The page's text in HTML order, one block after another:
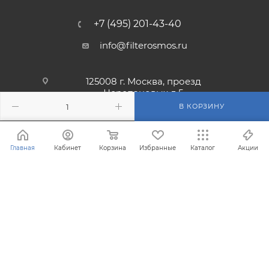
В КОРЗИНУ
+7 (495) 201-43-40
info@filterosmos.ru
125008 г. Москва, проезд
Черепановых д.5
Главная Кабинет Корзина Избранные Каталог Акции